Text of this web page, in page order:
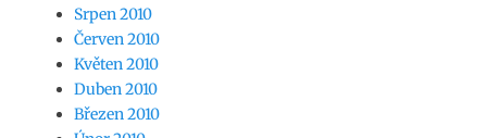
Srpen 2010
Červen 2010
Květen 2010
Duben 2010
Březen 2010